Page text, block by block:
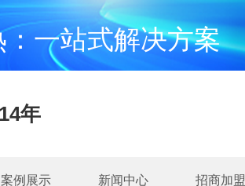
一站式解决方案
年
案例展示 新闻中心 招商加盟